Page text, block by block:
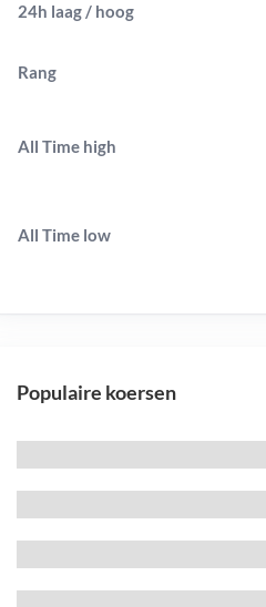
24h laag / hoog
Rang
All Time high
All Time low
Populaire koersen